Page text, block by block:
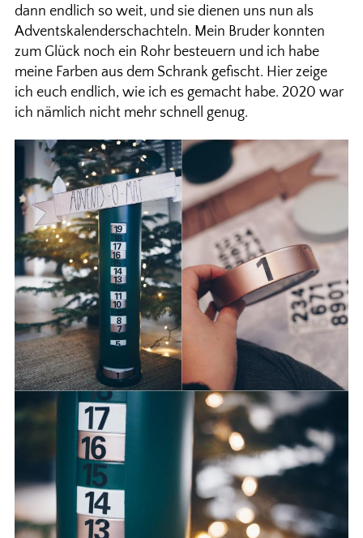
dann endlich so weit, und sie dienen uns nun als
Adventskalenderschachteln. Mein Bruder konnten
zum Glück noch ein Rohr besteuern und ich habe
meine Farben aus dem Schrank gefischt. Hier zeige
ich euch endlich, wie ich es gemacht habe. 2020 war
ich nämlich nicht mehr schnell genug.